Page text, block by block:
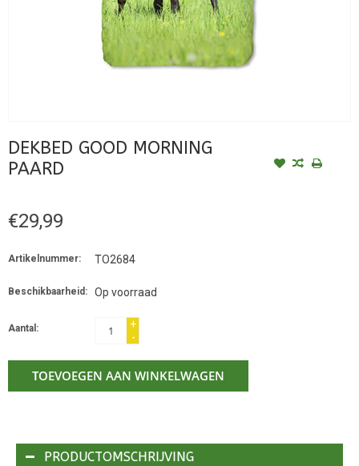
DEKBED GOOD MORNING
PAARD
€29,99
Artikelnummer: TO2684
Beschikbaarheid: Op voorraad
Aantal:
+
-
TOEVOEGEN AAN WINKELWAGEN
PRODUCTOMSCHRIJVING